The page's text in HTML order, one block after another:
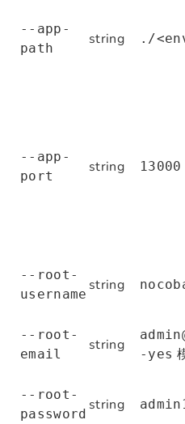
--app-
path
string ./
--app-
port
string 13000
--root-
username
string
--root-
email
string
-yes
--root-
password
string